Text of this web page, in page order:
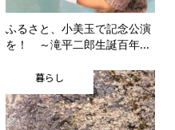
ふるさと、小美玉で記念公演
を！ ～滝平二郎生誕百年...
暮らし